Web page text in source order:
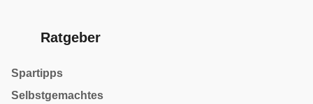
Ratgeber
Spartipps
Selbstgemachtes